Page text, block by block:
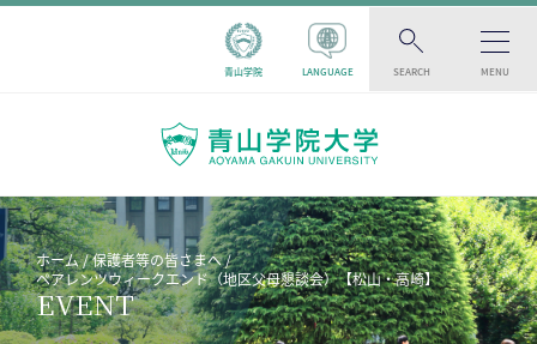
青山学院 LANGUAGE SEARCH MENU
ホーム
保護者等の皆さまへ
ペアレンツウィークエンド（地区父母懇談会）【松山・高崎】
EVENT